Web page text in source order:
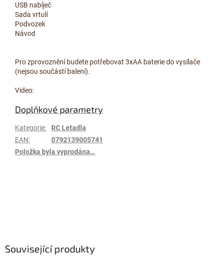
Související produkty
USB nabíječ
Sada vrtulí
Podvozek
Návod
Pro zprovoznění budete potřebovat 3xAA baterie do vysílače
(nejsou součástí balení).
Video:
Doplňkové parametry
Kategorie:
RC Letadla
EAN:
0792139005741
Položka byla vyprodána…